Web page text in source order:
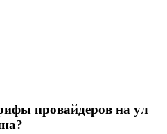
провайдеров на ул